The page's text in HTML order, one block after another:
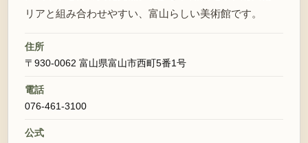
リアと組み合わせやすい、富山らしい美術館です。
住所
〒930-0062 富山県富山市西町5番1号
電話
076-461-3100
公式